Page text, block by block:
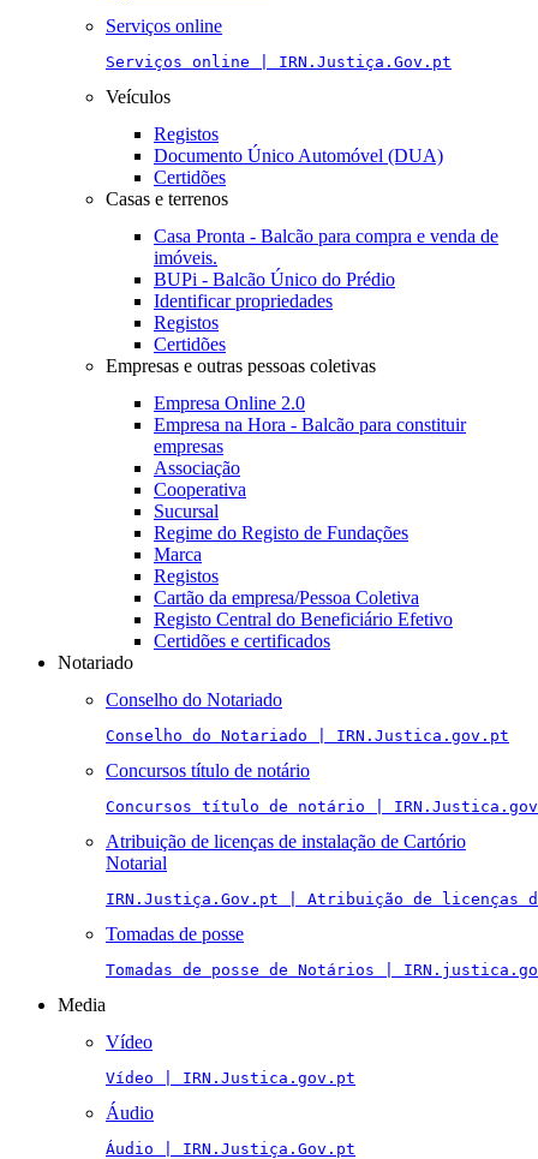
Serviços online
Serviços online | IRN.Justiça.Gov.pt
Veículos
Registos
Documento Único Automóvel (DUA)
Certidões
Casas e terrenos
Casa Pronta - Balcão para compra e venda de
imóveis.
BUPi - Balcão Único do Prédio
Identificar propriedades
Registos
Certidões
Empresas e outras pessoas coletivas
Empresa Online 2.0
Empresa na Hora - Balcão para constituir
empresas
Associação
Cooperativa
Sucursal
Regime do Registo de Fundações
Marca
Registos
Cartão da empresa/Pessoa Coletiva
Registo Central do Beneficiário Efetivo
Certidões e certificados
Notariado
Conselho do Notariado
Conselho do Notariado | IRN.Justica.gov.pt
Concursos título de notário
Concursos título de notário |
Atribuição de licenças de instalação de Cartório
Notarial
IRN.Justiça.Gov.pt | Atribuição de licenças
Tomadas de posse
Tomadas de posse de Notários |
Media
Vídeo
Vídeo | IRN.Justica.gov.pt
Áudio
Áudio | IRN.Justiça.Gov.pt